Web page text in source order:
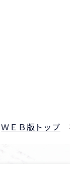
ＷＥＢ版トップ